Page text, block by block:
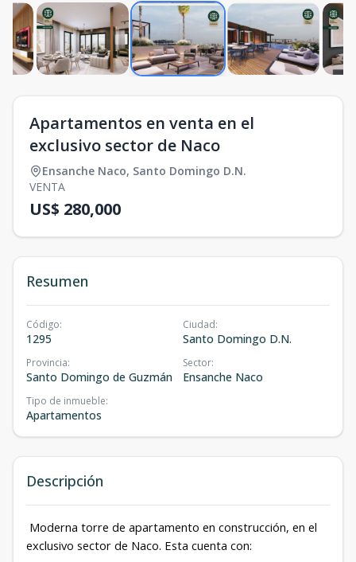
Apartamentos en venta en el
exclusivo sector de Naco
Ensanche Naco, Santo Domingo D.N.
VENTA
US$ 280,000
Resumen
Código:
1295
Ciudad:
Santo Domingo D.N.
Provincia:
Santo Domingo de Guzmán
Sector:
Ensanche Naco
Tipo de inmueble:
Apartamentos
Descripción
Moderna torre de apartamento en construcción, en el
exclusivo sector de Naco. Esta cuenta con: